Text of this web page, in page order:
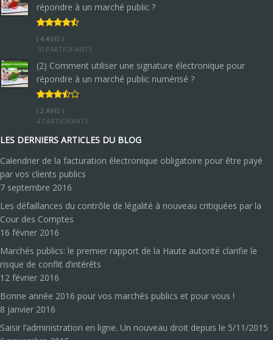
répondre à un marché public ?
( 4 AVIS )
10 PARTICIPANTS
(2) Comment utiliser une signature électronique pour
répondre à un marché public numérisé ?
( 2 AVIS )
4 PARTICIPANTS
LES DERNIERS ARTICLES DU BLOG
Calendrier de la facturation électronique obligatoire pour être payé
par vos clients publics
7 septembre 2016
Les défaillances du contrôle de légalité à nouveau critiquées par la
Cour des Comptes
16 février 2016
Marchés publics: le premier rapport de la Haute autorité clarifie le
risque de conflit d’intérêts
12 février 2016
Bonne année 2016 pour vos marchés publics et pour vous !
8 janvier 2016
Saisir l’administration en ligne. Un nouveau droit depuis le 5/11/2015